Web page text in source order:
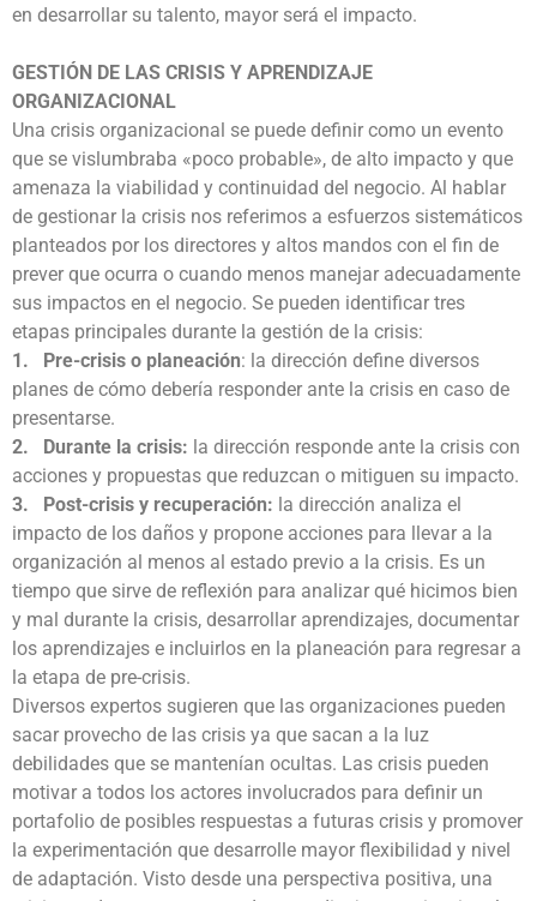
en desarrollar su talento, mayor será el impacto.
GESTIÓN DE LAS CRISIS Y APRENDIZAJE
ORGANIZACIONAL
Una crisis organizacional se puede definir como un evento
que se vislumbraba «poco probable», de alto impacto y que
amenaza la viabilidad y continuidad del negocio. Al hablar
de gestionar la crisis nos referimos a esfuerzos sistemáticos
planteados por los directores y altos mandos con el fin de
prever que ocurra o cuando menos manejar adecuadamente
sus impactos en el negocio. Se pueden identificar tres
etapas principales durante la gestión de la crisis:
1. Pre-crisis o planeación: la dirección define diversos
planes de cómo debería responder ante la crisis en caso de
presentarse.
2. Durante la crisis: la dirección responde ante la crisis con
acciones y propuestas que reduzcan o mitiguen su impacto.
3. Post-crisis y recuperación: la dirección analiza el
impacto de los daños y propone acciones para llevar a la
organización al menos al estado previo a la crisis. Es un
tiempo que sirve de reflexión para analizar qué hicimos bien
y mal durante la crisis, desarrollar aprendizajes, documentar
los aprendizajes e incluirlos en la planeación para regresar a
la etapa de pre-crisis.
Diversos expertos sugieren que las organizaciones pueden
sacar provecho de las crisis ya que sacan a la luz
debilidades que se mantenían ocultas. Las crisis pueden
motivar a todos los actores involucrados para definir un
portafolio de posibles respuestas a futuras crisis y promover
la experimentación que desarrolle mayor flexibilidad y nivel
de adaptación. Visto desde una perspectiva positiva, una